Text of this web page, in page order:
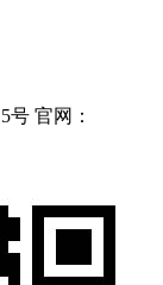
官网：